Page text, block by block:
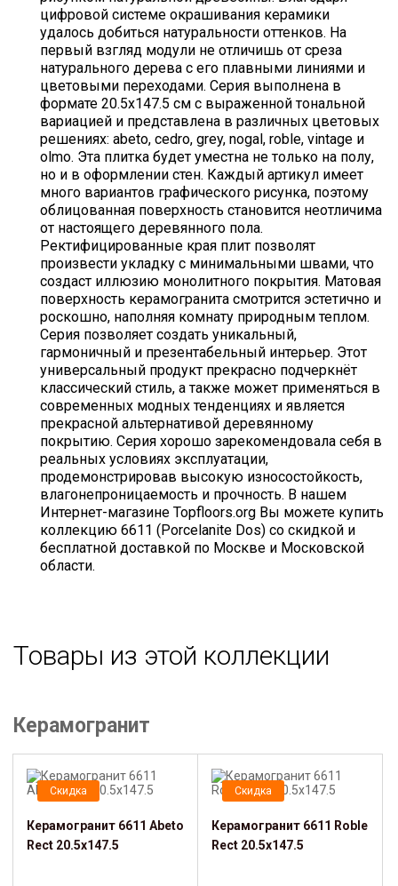
цифровой системе окрашивания керамики
удалось добиться натуральности оттенков. На
первый взгляд модули не отличишь от среза
натурального дерева с его плавными линиями и
цветовыми переходами. Серия выполнена в
формате 20.5х147.5 см с выраженной тональной
вариацией и представлена в различных цветовых
решениях: abeto, cedro, grey, nogal, roble, vintage и
olmo. Эта плитка будет уместна не только на полу,
но и в оформлении стен. Каждый артикул имеет
много вариантов графического рисунка, поэтому
облицованная поверхность становится неотличима
от настоящего деревянного пола.
Ректифицированные края плит позволят
произвести укладку с минимальными швами, что
создаст иллюзию монолитного покрытия. Матовая
поверхность керамогранита смотрится эстетично и
роскошно, наполняя комнату природным теплом.
Серия позволяет создать уникальный,
гармоничный и презентабельный интерьер. Этот
универсальный продукт прекрасно подчеркнёт
классический стиль, а также может применяться в
современных модных тенденциях и является
прекрасной альтернативой деревянному
покрытию. Серия хорошо зарекомендовала себя в
реальных условиях эксплуатации,
продемонстрировав высокую износостойкость,
влагонепроницаемость и прочность. В нашем
Интернет-магазине Topfloors.org Вы можете купить
коллекцию 6611 (Porcelanite Dos) со скидкой и
бесплатной доставкой по Москве и Московской
области.
Товары из этой коллекции
Керамогранит
Скидка
Керамогранит 6611 Abeto
Rect 20.5х147.5
Скидка
Керамогранит 6611 Roble
Rect 20.5х147.5